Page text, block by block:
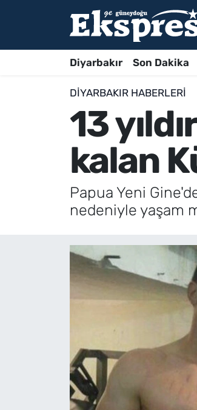
Diyarbakır Son Dakika
DIYARBAKIR HABERLERI
13
kalan
Papua Yeni
nedeniyle yaşam